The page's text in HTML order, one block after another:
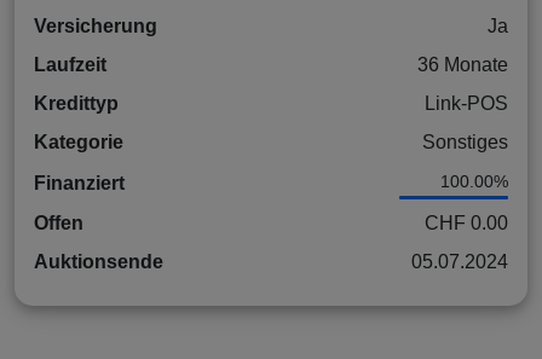
Versicherung
Ja
Laufzeit
36 Monate
Kredittyp
Link-POS
Kategorie
Sonstiges
Finanziert
100.00%
Offen
CHF 0.00
Auktionsende
05.07.2024